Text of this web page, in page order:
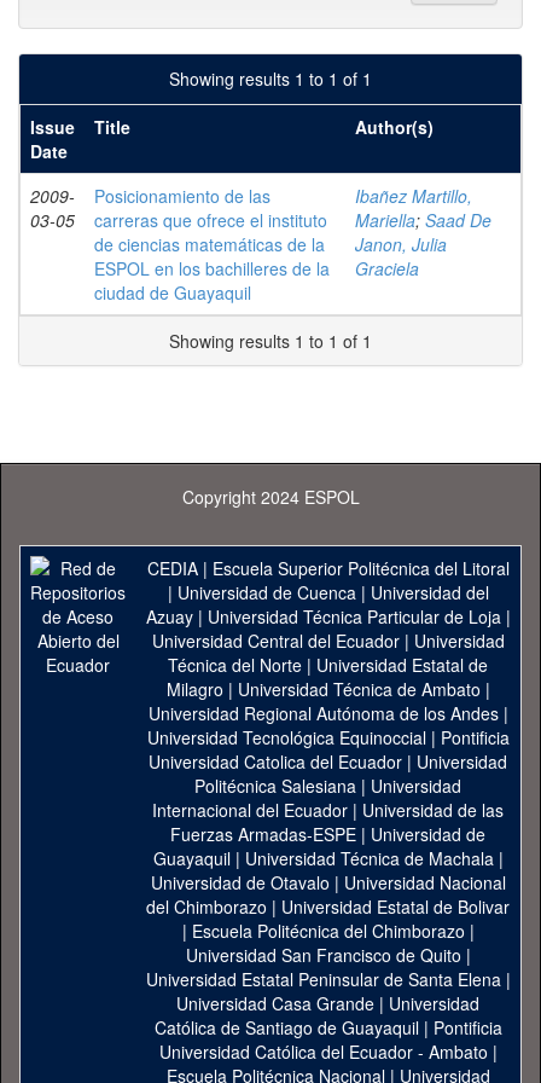
Showing results 1 to 1 of 1
Issue
Date
Title Author(s)
2009-
03-05
Posicionamiento de las
carreras que ofrece el instituto
de ciencias matemáticas de la
ESPOL en los bachilleres de la
ciudad de Guayaquil
Ibañez Martillo,
Mariella; Saad De
Janon, Julia
Graciela
Showing results 1 to 1 of 1
Copyright 2024 ESPOL
CEDIA| Escuela Superior Politécnica del Litoral
| Universidad de Cuenca| Universidad del
Azuay| Universidad Técnica Particular de Loja|
Universidad Central del Ecuador| Universidad
Técnica del Norte | Universidad Estatal de
Milagro | Universidad Técnica de Ambato |
Universidad Regional Autónoma de los Andes|
Universidad Tecnológica Equinoccial| Pontificia
Universidad Catolica del Ecuador | Universidad
Politécnica Salesiana | Universidad
Internacional del Ecuador | Universidad de las
Fuerzas Armadas-ESPE | Universidad de
Guayaquil| Universidad Técnica de Machala|
Universidad de Otavalo | Universidad Nacional
del Chimborazo | Universidad Estatal de Bolivar
| Escuela Politécnica del Chimborazo |
Universidad San Francisco de Quito |
Universidad Estatal Peninsular de Santa Elena|
Universidad Casa Grande | Universidad
Católica de Santiago de Guayaquil| Pontificia
Universidad Católica del Ecuador - Ambato |
Escuela Politécnica Nacional| Universidad